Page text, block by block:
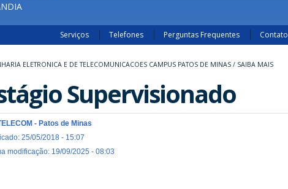
Serviços Telefones Perguntas Frequentes Contato
ELETRONICA E DE TELECOMUNICACOES CAMPUS PATOS DE MINAS / SAIBA MAIS
Supervisionado
- Patos de Minas
25/05/2018 - 15:07
modificação: 19/09/2025 - 08:03